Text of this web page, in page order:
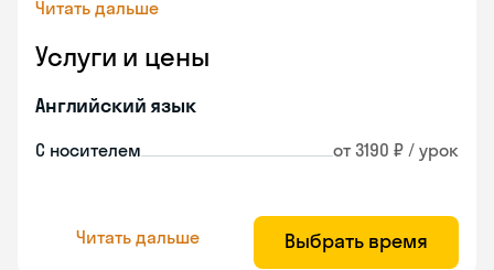
Читать дальше
Услуги и цены
Английский язык
С носителем от 3190 ₽ / урок
Читать дальше Выбрать время